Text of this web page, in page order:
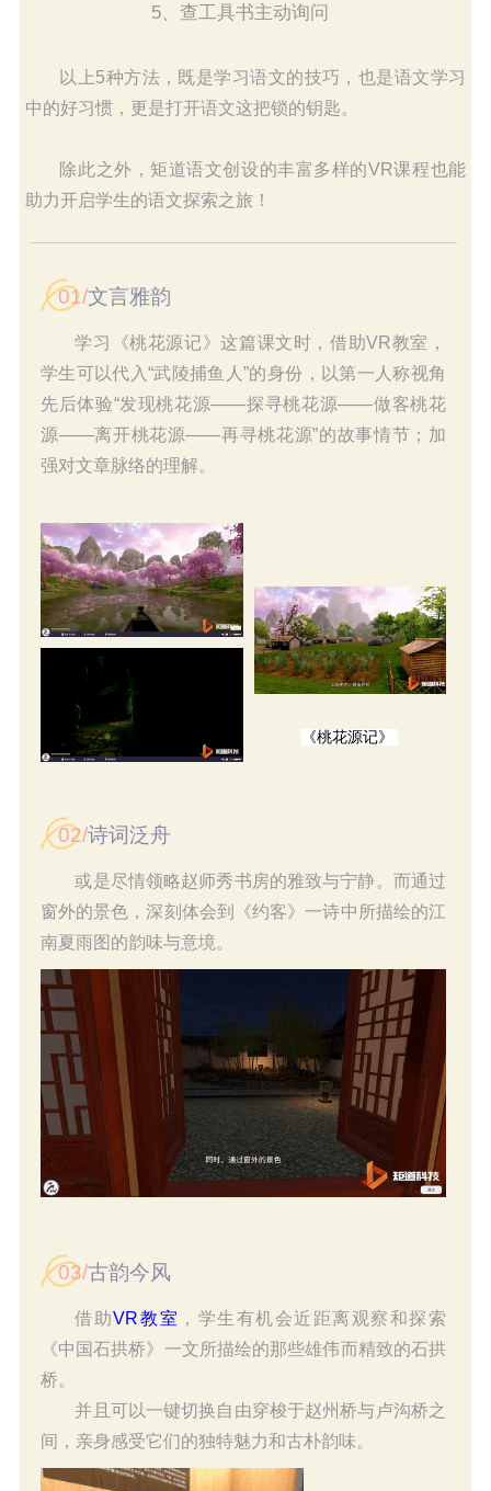
5、查工具书主动询问
以上5种方法，既是学习语文的技巧，也是语文学习
中的好习惯，更是打开语文这把锁的钥匙。
除此之外，矩道语文创设的丰富多样的VR课程也能
助力开启学生的语文探索之旅！
01/文言雅韵
学习《桃花源记》这篇课文时，借助VR教室，
学生可以代入“武陵捕鱼人”的身份，以第一人称视角
先后体验“发现桃花源——探寻桃花源——做客桃花
源——离开桃花源——再寻桃花源”的故事情节；加
强对文章脉络的理解。
《桃花源记》
02/诗词泛舟
或是尽情领略赵师秀书房的雅致与宁静。而通过
窗外的景色，深刻体会到《约客》一诗中所描绘的江
南夏雨图的韵味与意境。
03/古韵今风
借助VR教室 ，学生有机会近距离观察和探索
《中国石拱桥》一文所描绘的那些雄伟而精致的石拱
桥。
并且可以一键切换自由穿梭于赵州桥与卢沟桥之
间，亲身感受它们的独特魅力和古朴韵味。